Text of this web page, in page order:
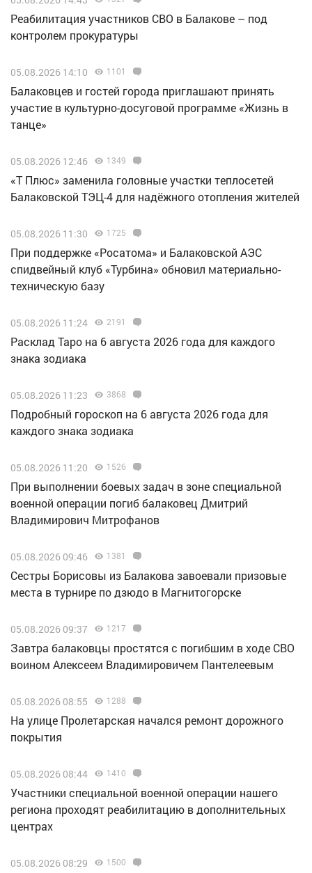
Реабилитация участников СВО в Балакове – под
контролем прокуратуры
05.08.2026 14:10 1101
Балаковцев и гостей города приглашают принять
участие в культурно-досуговой программе «Жизнь в
танце»
05.08.2026 12:46 1349
«Т Плюс» заменила головные участки теплосетей
Балаковской ТЭЦ-4 для надёжного отопления жителей
05.08.2026 11:30 1725
При поддержке «Росатома» и Балаковской АЭС
спидвейный клуб «Турбина» обновил материально-
техническую базу
05.08.2026 11:24 2191
Расклад Таро на 6 августа 2026 года для каждого
знака зодиака
05.08.2026 11:23 3868
Подробный гороскоп на 6 августа 2026 года для
каждого знака зодиака
05.08.2026 11:20 1526
При выполнении боевых задач в зоне специальной
военной операции погиб балаковец Дмитрий
Владимирович Митрофанов
05.08.2026 09:46 1381
Сестры Борисовы из Балакова завоевали призовые
места в турнире по дзюдо в Магнитогорске
05.08.2026 09:37 1217
Завтра балаковцы простятся с погибшим в ходе СВО
воином Алексеем Владимировичем Пантелеевым
05.08.2026 08:55 1288
На улице Пролетарская начался ремонт дорожного
покрытия
05.08.2026 08:44 1410
Участники специальной военной операции нашего
региона проходят реабилитацию в дополнительных
центрах
05.08.2026 08:29 1500